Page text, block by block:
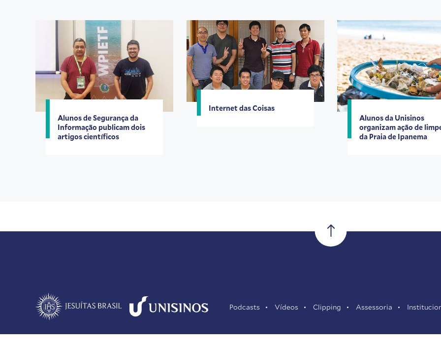
Alunos de Segurança da
Informação publicam dois
artigos científicos
Internet das Coisas
Alunos da Unisinos
organizam ação de
da Praia de Ipanema
Podcasts Vídeos Clipping Assessoria